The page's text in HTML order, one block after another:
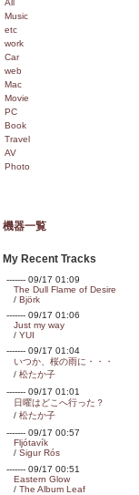
All
Music
etc
work
Car
web
Mac
Movie
PC
Book
Travel
AV
Photo
機器一覧
My Recent Tracks
------- 09/17 01:09
The Dull Flame of Desire
/ Björk
------- 09/17 01:06
Just my way
/ YUI
------- 09/17 01:04
いつか、桜の雨に・・・
/ 松たか子
------- 09/17 01:01
日曜はどこへ行った？
/ 松たか子
------- 09/17 00:57
Fljótavík
/ Sigur Rós
------- 09/17 00:51
Eastern Glow
/ The Album Leaf